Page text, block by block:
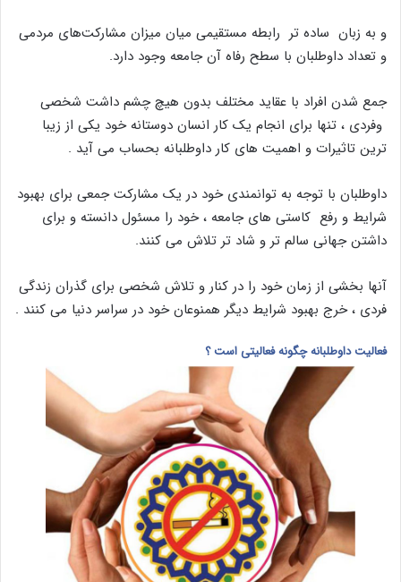
و به زبان ساده تر رابطه مستقیمی میان میزان مشارکت‌های مردمی
و تعداد داوطلبان با سطح رفاه آن جامعه وجود دارد.
جمع شدن افراد با عقاید مختلف بدون هیچ چشم داشت شخصی
وفردی ، تنها برای انجام یک کار انسان دوستانه خود یکی از زیبا
ترین تاثیرات و اهمیت های کار داوطلبانه بحساب می آید .
داوطلبان با توجه به توانمندی خود در یک مشارکت جمعی برای بهبود
شرایط و رفع کاستی های جامعه ، خود را مسئول دانسته و برای
داشتن جهانی سالم تر و شاد تر تلاش می کنند.
آنها بخشی از زمان خود را در کنار و تلاش شخصی برای گذران زندگی
فردی ، خرج بهبود شرایط دیگر همنوعان خود در سراسر دنیا می کنند .
فعالیت داوطلبانه چگونه فعالیتی است ؟